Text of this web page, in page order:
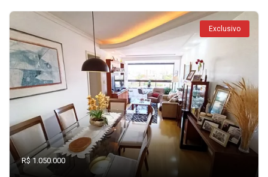
Exclusivo
R$ 1.050.000